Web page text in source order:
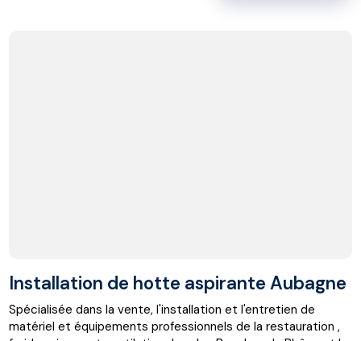
Installation de hotte aspirante Aubagne
Spécialisée dans la vente, l'installation et l'entretien de
matériel et équipements professionnels de la restauration ,